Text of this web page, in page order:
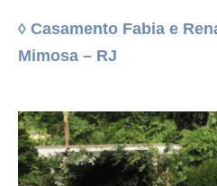
◊ Casamento Fabia e
Mimosa – RJ